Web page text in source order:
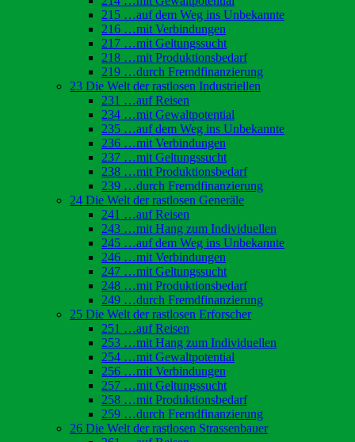
215 …auf dem Weg ins Unbekannte
216 …mit Verbindungen
217 …mit Geltungssucht
218 …mit Produktionsbedarf
219 …durch Fremdfinanzierung
23 Die Welt der rastlosen Industriellen
231 …auf Reisen
234 …mit Gewaltpotential
235 …auf dem Weg ins Unbekannte
236 …mit Verbindungen
237 …mit Geltungssucht
238 …mit Produktionsbedarf
239 …durch Fremdfinanzierung
24 Die Welt der rastlosen Generäle
241 …auf Reisen
243 …mit Hang zum Individuellen
245 …auf dem Weg ins Unbekannte
246 …mit Verbindungen
247 …mit Geltungssucht
248 …mit Produktionsbedarf
249 …durch Fremdfinanzierung
25 Die Welt der rastlosen Erforscher
251 …auf Reisen
253 …mit Hang zum Individuellen
254 …mit Gewaltpotential
256 …mit Verbindungen
257 …mit Geltungssucht
258 …mit Produktionsbedarf
259 …durch Fremdfinanzierung
26 Die Welt der rastlosen Strassenbauer